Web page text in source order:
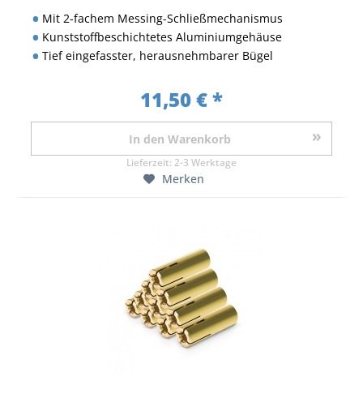
Mit 2-fachem Messing-Schließmechanismus
Kunststoffbeschichtetes Aluminiumgehäuse
Tief eingefasster, herausnehmbarer Bügel
11,50 € *
In den Warenkorb
Lieferzeit: 2-3 Werktage
Merken